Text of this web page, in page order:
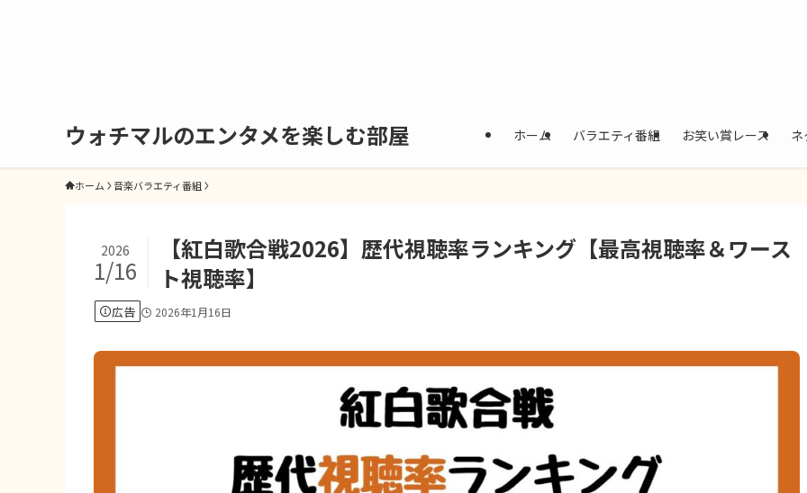
ウォチマルのエンタメを楽しむ部屋 ホーム バラエティ番組 お笑い賞レース
ホーム 音楽バラエティ番組
【紅白歌合戦2026】歴代視聴率ランキング【最高視聴率＆ワース
ト視聴率】
2026
1/16
広告 2026年1月16日